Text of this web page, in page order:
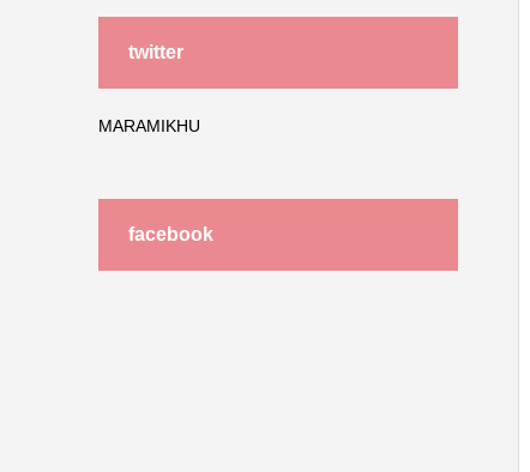
twitter
MARAMIKHU
facebook